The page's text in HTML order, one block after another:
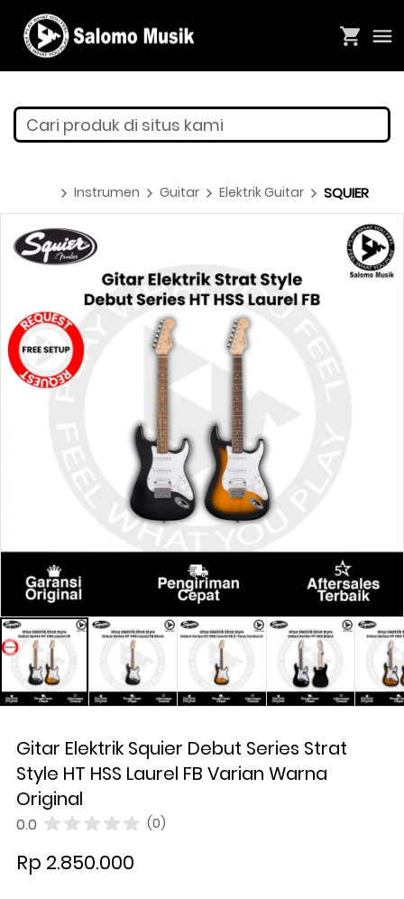
Cari produk di situs kami
Instrumen Guitar Elektrik Guitar SQUIER
Gitar Elektrik Squier Debut Series Strat
Style HT HSS Laurel FB Varian Warna
Original
0.0 (0)
Rp 2.850.000